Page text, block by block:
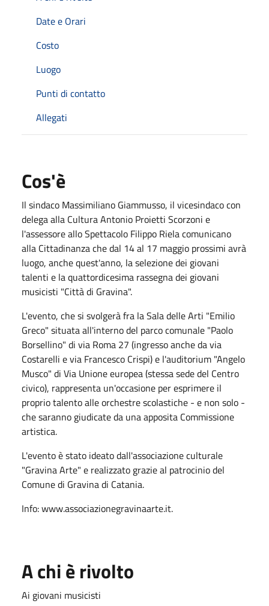
Date e Orari
Costo
Luogo
Punti di contatto
Allegati
Cos'è
Il sindaco Massimiliano Giammusso, il vicesindaco con
delega alla Cultura Antonio Proietti Scorzoni e
l'assessore allo Spettacolo Filippo Riela comunicano
alla Cittadinanza che dal 14 al 17 maggio prossimi avrà
luogo, anche quest'anno, la selezione dei giovani
talenti e la quattordicesima rassegna dei giovani
musicisti "Città di Gravina".
L'evento, che si svolgerà fra la Sala delle Arti "Emilio
Greco" situata all'interno del parco comunale "Paolo
Borsellino" di via Roma 27 (ingresso anche da via
Costarelli e via Francesco Crispi) e l'auditorium "Angelo
Musco" di Via Unione europea (stessa sede del Centro
civico), rappresenta un'occasione per esprimere il
proprio talento alle orchestre scolastiche - e non solo -
che saranno giudicate da una apposita Commissione
artistica.
L'evento è stato ideato dall'associazione culturale
"Gravina Arte" e realizzato grazie al patrocinio del
Comune di Gravina di Catania.
Info: www.associazionegravinaarte.it.
A chi è rivolto
Ai giovani musicisti